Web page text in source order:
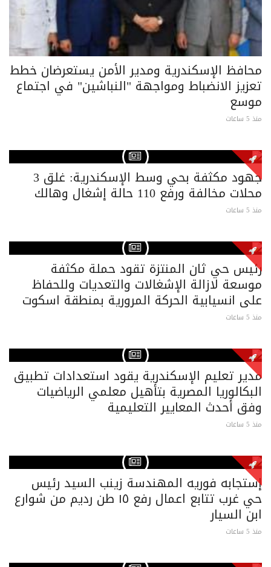
محافظ الإسكندرية ومدير الأمن يستعرضان خطط
تعزيز الانضباط ومواجهة "النباشين" في اجتماع
موسع
منذ 5 ساعات
جهود مكثفة بحي وسط الإسكندرية: غلق 3
محلات مخالفة ورفع 110 حالة إشغال وهالك
منذ 5 ساعات
رئيس حي ثان المنتزة تقود حملة مكثفة
موسعة لازالة الإشغالات والتعديات وللحفاظ
على انسيابية الحركة المرورية بمنطقة اسكوت
منذ 5 ساعات
مدير تعليم الإسكندرية يقود استعدادات تطبيق
البكالوريا المصرية بتأهيل معلمي الرياضيات
وفق أحدث المعايير التعليمية
منذ 5 ساعات
إستجابه فوريه المهندسة زينب السيد رئيس
حي غرب تتابع اعمال رفع ١٥ طن رديم من شوارع
ابن السيار
منذ 5 ساعات